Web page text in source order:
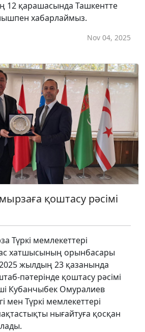
12 қарашасында Ташкентте
хабарлаймыз.
Nov 04, 2025
қоштасу рәсімі
Түркі мемлекеттері
хатшысының орынбасары
жылдың 23 қазанында
пәтерінде қоштасу рәсімі
Кубанчыбек Омуралиев
мен Түркі мемлекеттері
нығайтуға қосқан